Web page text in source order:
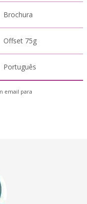
Brochura
Offset 75g
Português
email para